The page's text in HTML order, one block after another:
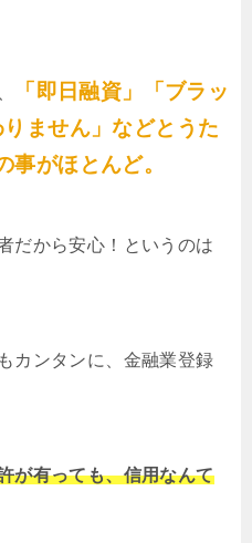
「即日融資」「ブラッ
ません」などとうた
事がほとんど。
だから安心！というのは
カンタンに、金融業登録
が有っても、信用なんて